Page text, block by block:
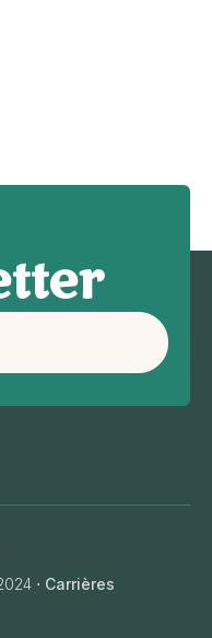
⋅ Carrières